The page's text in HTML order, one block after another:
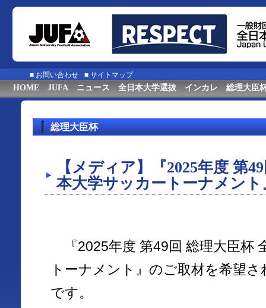
■ お問い合わせ ■ サイトマップ
HOME JUFA ニュース 全日本大学選抜 インカレ 総理大臣
総理大臣杯
【メディア】『2025年度 第
本大学サッカートーナメン
『2025年度 第49回 総理大臣杯
トーナメント』のご取材を希望
です。